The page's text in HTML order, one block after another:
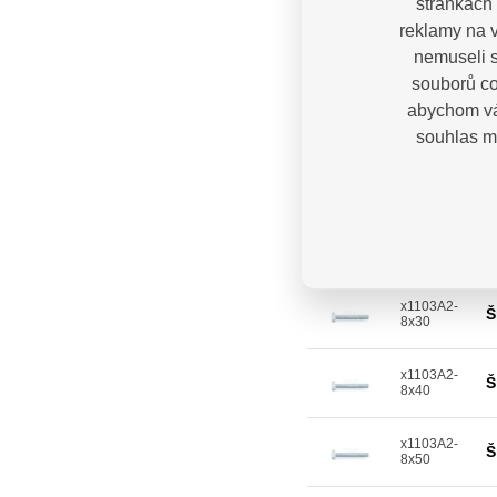
x1103A2-
x1103A2-
6x50
x1103A2-
8x30
x1103A2-
8x40
x1103A2-
8x50
reklamy na
nemuseli
souborů
abychom
souhlas